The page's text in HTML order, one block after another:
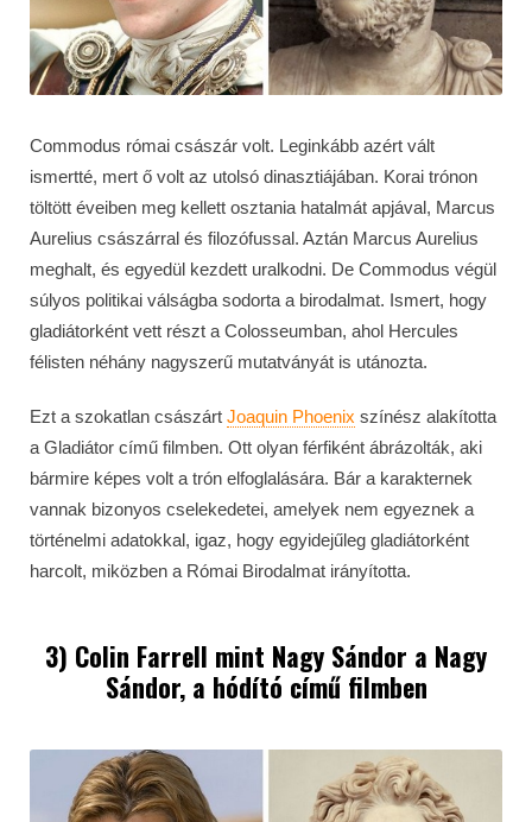
Commodus római császár volt. Leginkább azért vált
ismertté, mert ő volt az utolsó dinasztiájában. Korai trónon
töltött éveiben meg kellett osztania hatalmát apjával, Marcus
Aurelius császárral és filozófussal. Aztán Marcus Aurelius
meghalt, és egyedül kezdett uralkodni. De Commodus végül
súlyos politikai válságba sodorta a birodalmat. Ismert, hogy
gladiátorként vett részt a Colosseumban, ahol Hercules
félisten néhány nagyszerű mutatványát is utánozta.
Ezt a szokatlan császárt Joaquin Phoenix színész alakította
a Gladiátor című filmben. Ott olyan férfiként ábrázolták, aki
bármire képes volt a trón elfoglalására. Bár a karakternek
vannak bizonyos cselekedetei, amelyek nem egyeznek a
történelmi adatokkal, igaz, hogy egyidejűleg gladiátorként
harcolt, miközben a Római Birodalmat irányította.
3) Colin Farrell mint Nagy Sándor a Nagy
Sándor, a hódító című filmben